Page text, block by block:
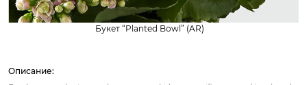
Букет “Planted Bowl” (AR)
Описание: